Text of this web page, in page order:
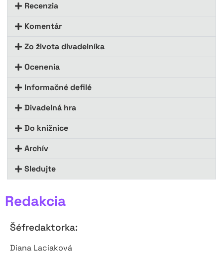
Recenzia
Komentár
Zo života divadelníka
Ocenenia
Informačné defilé
Divadelná hra
Do knižnice
Archív
Sledujte
Redakcia
Šéfredaktorka:
Diana Laciaková